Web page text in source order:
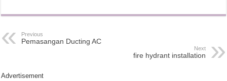
Previous
Pemasangan Ducting AC
Next
fire hydrant installation
Advertisement